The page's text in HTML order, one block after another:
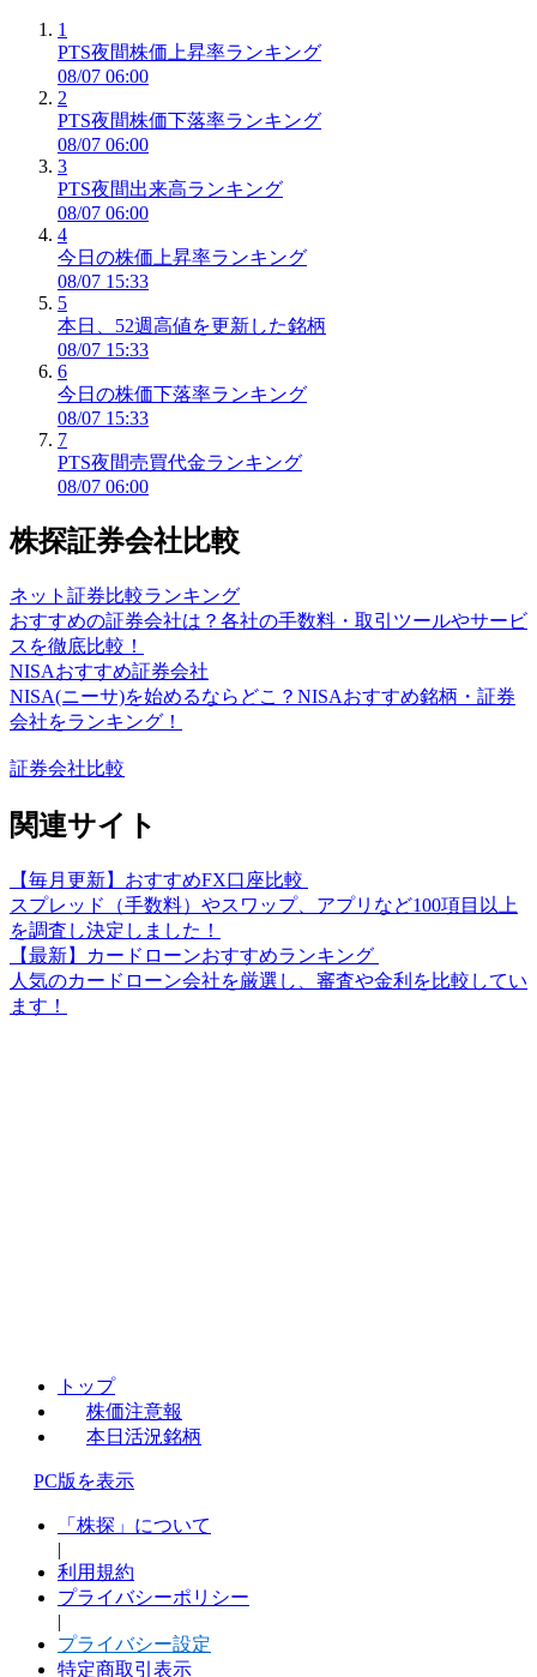
1
PTS夜間株価上昇率ランキング
08/07 06:00
2
PTS夜間株価下落率ランキング
08/07 06:00
3
PTS夜間出来高ランキング
08/07 06:00
4
今日の株価上昇率ランキング
08/07 15:33
5
本日、52週高値を更新した銘柄
08/07 15:33
6
今日の株価下落率ランキング
08/07 15:33
7
PTS夜間売買代金ランキング
08/07 06:00
株探証券会社比較
ネット証券比較ランキング
おすすめの証券会社は？各社の手数料・取引ツールやサービ
スを徹底比較！
NISAおすすめ証券会社
NISA(ニーサ)を始めるならどこ？NISAおすすめ銘柄・証券
会社をランキング！
証券会社比較
関連サイト
【毎月更新】おすすめFX口座比較
スプレッド（手数料）やスワップ、アプリなど100項目以上
を調査し決定しました！
【最新】カードローンおすすめランキング
人気のカードローン会社を厳選し、審査や金利を比較してい
ます！
トップ
株価注意報
本日活況銘柄
PC版を表示
「株探」について
|
利用規約
プライバシーポリシー
|
プライバシー設定
特定商取引表示